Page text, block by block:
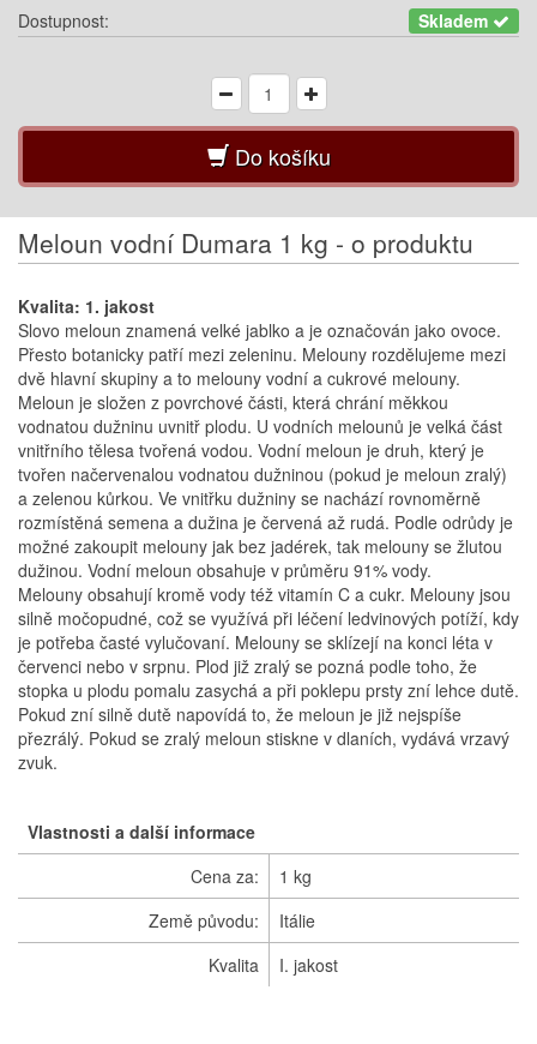
Dostupnost: Skladem
Do košíku
Meloun vodní Dumara 1 kg - o produktu
Kvalita: 1. jakost
Slovo meloun znamená velké jablko a je označován jako ovoce.
Přesto botanicky patří mezi zeleninu. Melouny rozdělujeme mezi
dvě hlavní skupiny a to melouny vodní a cukrové melouny.
Meloun je složen z povrchové části, která chrání měkkou
vodnatou dužninu uvnitř plodu. U vodních melounů je velká část
vnitřního tělesa tvořená vodou. Vodní meloun je druh, který je
tvořen načervenalou vodnatou dužninou (pokud je meloun zralý)
a zelenou kůrkou. Ve vnitřku dužniny se nachází rovnoměrně
rozmístěná semena a dužina je červená až rudá. Podle odrůdy je
možné zakoupit melouny jak bez jadérek, tak melouny se žlutou
dužinou. Vodní meloun obsahuje v průměru 91% vody.
Melouny obsahují kromě vody též vitamín C a cukr. Melouny jsou
silně močopudné, což se využívá při léčení ledvinových potíží, kdy
je potřeba časté vylučovaní. Melouny se sklízejí na konci léta v
červenci nebo v srpnu. Plod již zralý se pozná podle toho, že
stopka u plodu pomalu zasychá a při poklepu prsty zní lehce dutě.
Pokud zní silně dutě napovídá to, že meloun je již nejspíše
přezrálý. Pokud se zralý meloun stiskne v dlaních, vydává vrzavý
zvuk.
Vlastnosti a další informace
Cena za:
1 kg
Země původu:
Itálie
Kvalita
I. jakost